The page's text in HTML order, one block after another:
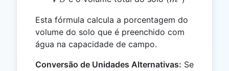
Esta fórmula calcula a porcentagem do
volume do solo que é preenchido com
água na capacidade de campo.
Conversão de Unidades Alternativas: Se